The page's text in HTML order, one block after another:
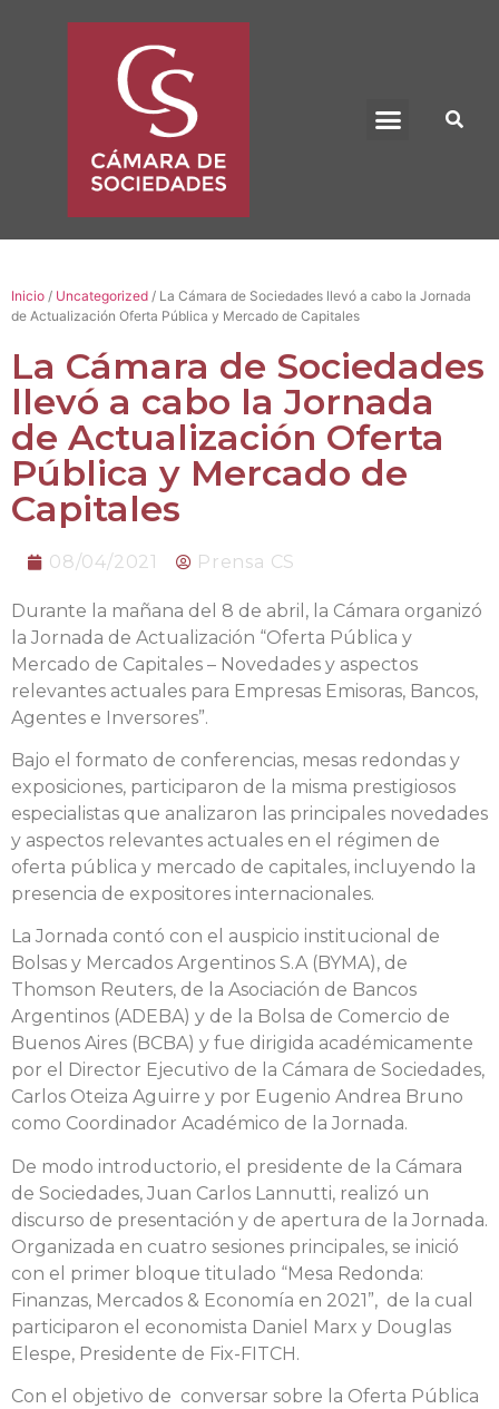
Inicio / Uncategorized / La Cámara de Sociedades llevó a cabo la Jornada
de Actualización Oferta Pública y Mercado de Capitales
La Cámara de Sociedades
llevó a cabo la Jornada
de Actualización Oferta
Pública y Mercado de
Capitales
08/04/2021 Prensa CS
Durante la mañana del 8 de abril, la Cámara organizó
la Jornada de Actualización “Oferta Pública y
Mercado de Capitales – Novedades y aspectos
relevantes actuales para Empresas Emisoras, Bancos,
Agentes e Inversores”.
Bajo el formato de conferencias, mesas redondas y
exposiciones, participaron de la misma prestigiosos
especialistas que analizaron las principales novedades
y aspectos relevantes actuales en el régimen de
oferta pública y mercado de capitales, incluyendo la
presencia de expositores internacionales.
La Jornada contó con el auspicio institucional de
Bolsas y Mercados Argentinos S.A (BYMA), de
Thomson Reuters, de la Asociación de Bancos
Argentinos (ADEBA) y de la Bolsa de Comercio de
Buenos Aires (BCBA) y fue dirigida académicamente
por el Director Ejecutivo de la Cámara de Sociedades,
Carlos Oteiza Aguirre y por Eugenio Andrea Bruno
como Coordinador Académico de la Jornada.
De modo introductorio, el presidente de la Cámara
de Sociedades, Juan Carlos Lannutti, realizó un
discurso de presentación y de apertura de la Jornada.
Organizada en cuatro sesiones principales, se inició
con el primer bloque titulado “Mesa Redonda:
Finanzas, Mercados & Economía en 2021”, de la cual
participaron el economista Daniel Marx y Douglas
Elespe, Presidente de Fix-FITCH.
Con el objetivo de conversar sobre la Oferta Pública